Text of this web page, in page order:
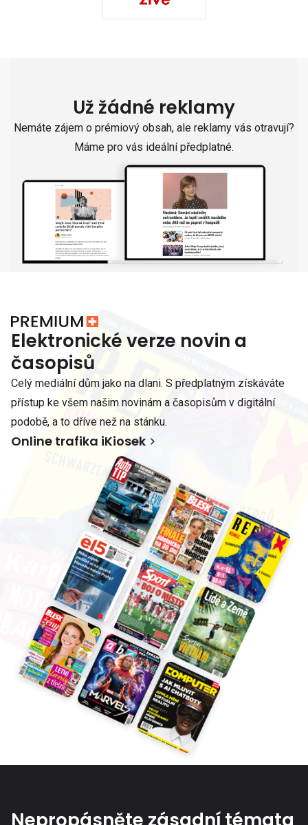
Už žádné reklamy
Nemáte zájem o prémiový obsah, ale reklamy vás otravují?
Máme pro vás ideální předplatné.
Elektronické verze novin a
časopisů
Celý mediální dům jako na dlani. S předplatným získáváte
přístup ke všem našim novinám a časopisům v digitální
podobě, a to dříve než na stánku.
Online trafika iKiosek